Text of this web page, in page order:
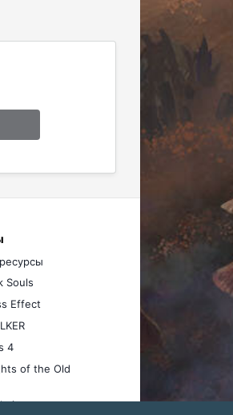
Souls
Effect
4
of the Old